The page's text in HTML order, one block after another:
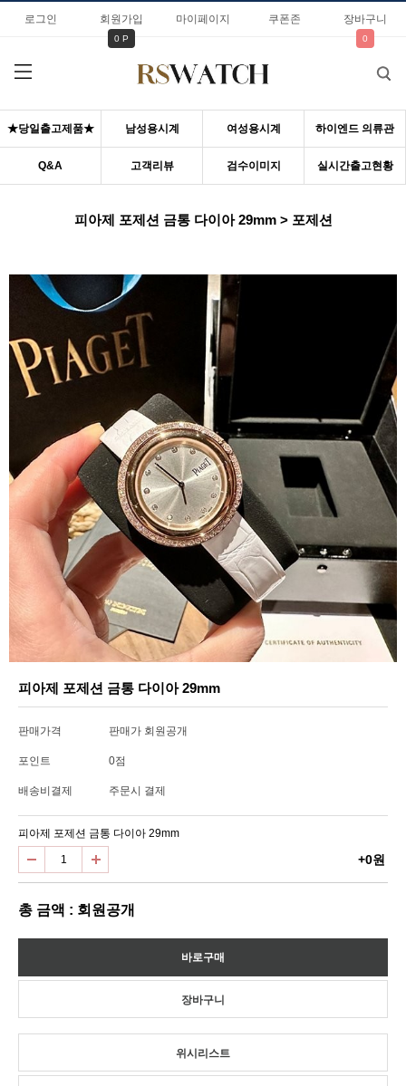
로그인 회원가입
0 P
마이페이지 쿠폰존 장바구니
0
★당일출고제품★ 남성용시계 여성용시계 하이엔드 의류관
Q&A 고객리뷰 검수이미지 실시간출고현황
피아제 포제션 금통 다이아 29mm > 포제션
피아제 포제션 금통 다이아 29mm
판매가격 판매가 회원공개
포인트 0점
배송비결제 주문시 결제
피아제 포제션 금통 다이아 29mm
+0원
총 금액 : 회원공개
위시리스트